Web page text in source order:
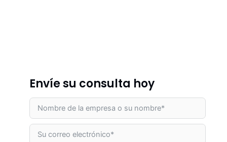
Envíe su consulta hoy